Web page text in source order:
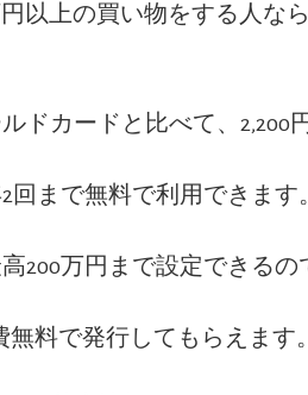
以上の買い物をする人な
ドカードと比べて、2,200
回まで無料で利用できます
200万円まで設定できるの
無料で発行してもらえます。